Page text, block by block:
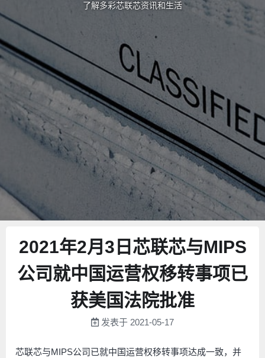
了解多彩芯联芯资讯和生活
2021年2月3日芯联芯与MIPS
公司就中国运营权移转事项已
获美国法院批准
发表于 2021-05-17
芯联芯与MIPS公司已就中国运营权移转事项达成一致，并